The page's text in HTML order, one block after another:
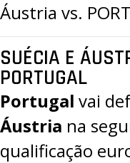
Áustria vs.
SUÉCIA E
PORTUGAL
Portugal vai
Áustria na
qualificação